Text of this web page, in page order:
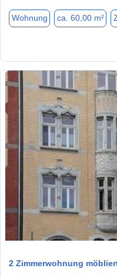
Wohnung ca. 60,00 m²
2 Zimmerwohnung